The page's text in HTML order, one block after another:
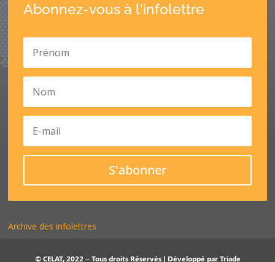
Abonnez-vous à l'infolettre
S'abonner
Archive des infolettres
© CELAT, 2022 – Tous droits Réservés | Développé parTriade